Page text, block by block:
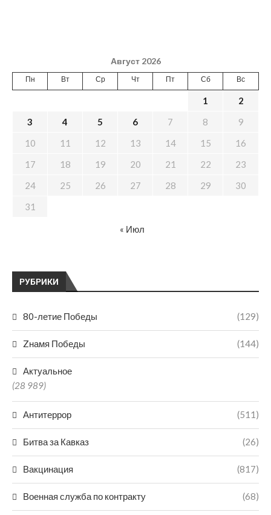
РУБРИКИ
80-летие Победы (129)
Zнамя Победы (144)
Актуальное
(28 989)
Антитеррор (511)
Битва за Кавказ (26)
Вакцинация (817)
Военная служба по контракту (68)
Август 2026
Пн Вт Ср Чт Пт Сб Вс
1
2
3
4 5 6 7 8
9
10
11 12 13 14 15
16
17
18 19 20 21 22
23
24
25 26 27 28 29
30
31
« Июл